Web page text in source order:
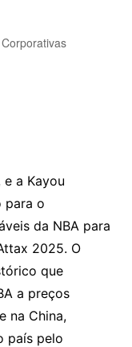
a Kayou
para o
da NBA para
2025. O
que
a preços
na China,
país pelo